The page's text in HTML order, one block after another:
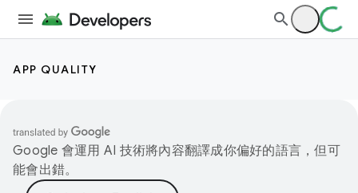
APP QUALITY
Google 會運用 AI 技術將內容翻譯成你偏好的語言，但可
能會出錯。